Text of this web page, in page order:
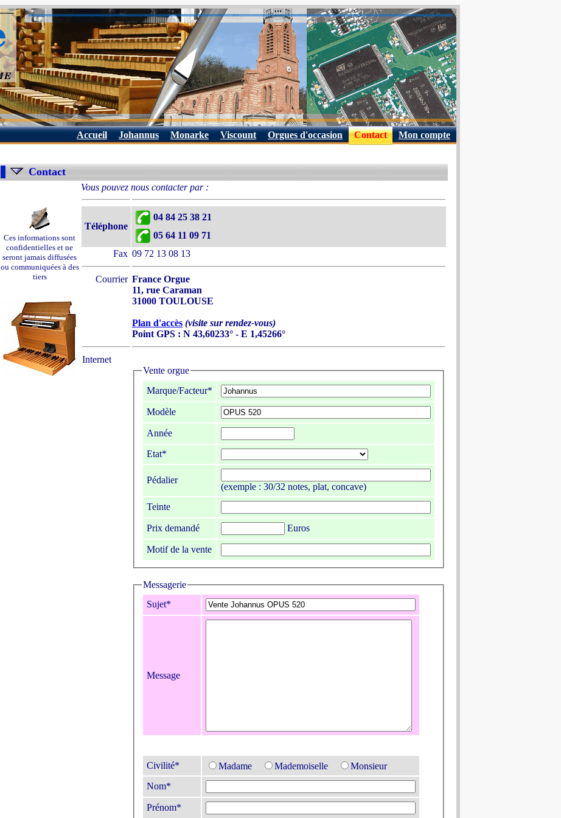
Accueil Johannus Monarke Viscount Orgues d'occasion Contact Mon compte
Contact
Ces informations sont
confidentielles et ne
seront jamais diffusées
ou communiquées à des
tiers
Vous pouvez nous contacter par :
Téléphone
04 84 25 38 21
05 64 11 09 71
Fax 09 72 13 08 13
Courrier France Orgue
11, rue Caraman
31000 TOULOUSE
Plan d'accès (visite sur rendez-vous)
Point GPS : N 43,60233° - E 1,45266°
Internet
Vente orgue
Marque/Facteur*
Modèle
Année
Etat*
Pédalier
(exemple : 30/32 notes, plat, concave)
Teinte
Prix demandé Euros
Motif de la vente
Messagerie
Sujet*
Message
Civilité* Madame Mademoiselle
Monsieur
Nom*
Prénom*